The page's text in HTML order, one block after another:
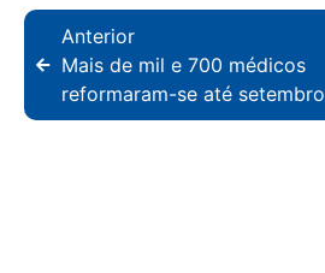
Anterior
Mais de mil e 700 médicos
reformaram-se até setembro